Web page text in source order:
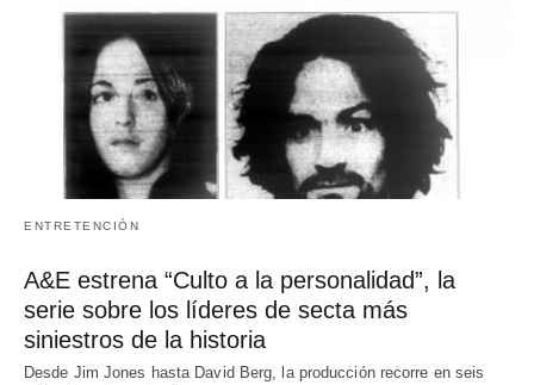
ENTRETENCIÓN
A&E estrena “Culto a la personalidad”, la
serie sobre los líderes de secta más
siniestros de la historia
Desde Jim Jones hasta David Berg, la producción recorre en seis